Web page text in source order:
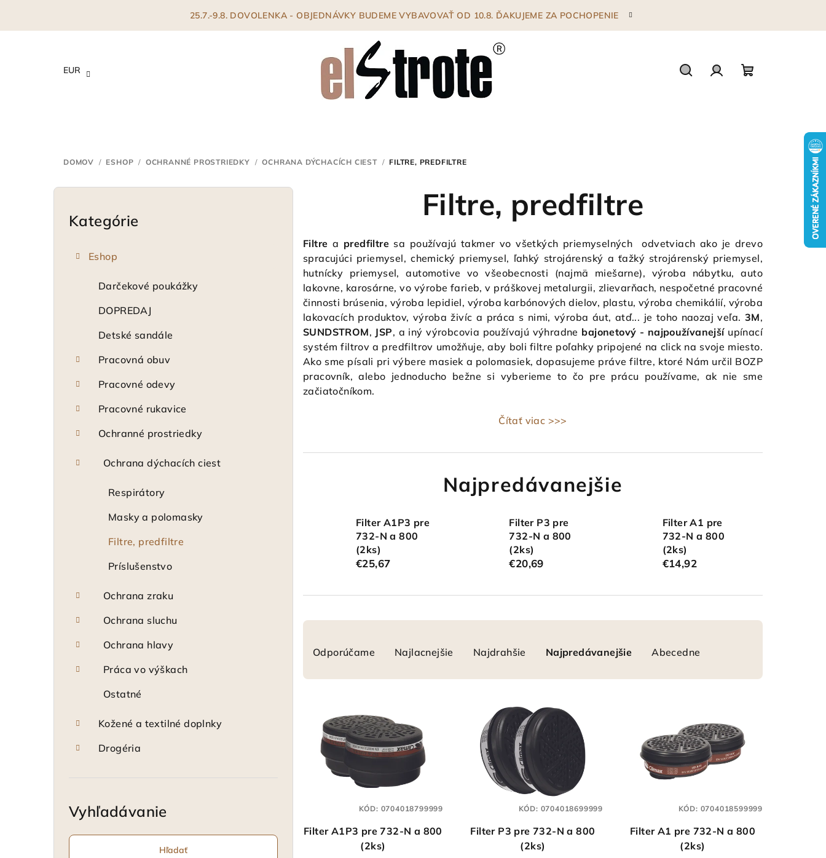
25.7.-9.8. DOVOLENKA - OBJEDNÁVKY BUDEME VYBAVOVAŤ OD 10.8. ĎAKUJEME ZA POCHOPENIE
EUR
DOMOV / ESHOP / OCHRANNÉ PROSTRIEDKY / OCHRANA DÝCHACÍCH CIEST / FILTRE, PREDFILTRE
B
Preskočiť
kategórie
Kategórie
Eshop
Darčekové poukážky
DOPREDAJ
Detské sandále
Pracovná obuv
Pracovné odevy
Pracovné rukavice
Ochranné prostriedky
Ochrana dýchacích ciest
Respirátory
Masky a polomasky
Filtre, predfiltre
Príslušenstvo
Ochrana zraku
Ochrana sluchu
Ochrana hlavy
Práca vo výškach
Ostatné
Kožené a textilné doplnky
Drogéria
Vyhľadávanie
Hľadať
Filtre, predfiltre
Filtre a predfiltresa používajú takmer vo všetkých priemyselných odvetviach ako je drevo
spracujúci priemysel, chemický priemysel, ľahký strojárenský a ťažký strojárenský priemysel,
hutnícky priemysel, automotive vo všeobecnosti (najmä miešarne), výroba nábytku, auto
lakovne, karosárne, vo výrobe farieb, v práškovej metalurgii, zlievarňach, nespočetné pracovné
činnosti brúsenia, výroba lepidiel, výroba karbónových dielov, plastu, výroba chemikálií, výroba
lakovacích produktov, výroba živíc a práca s nimi, výroba áut, atď... je toho naozaj veľa. 3M,
SUNDSTROM, JSP, a iný výrobcovia používajú výhradne bajonetový - najpoužívanejšíupínací
systém filtrov a predfiltrov umožňuje, aby boli filtre poľahky pripojené na click na svoje miesto.
Ako sme písali pri výbere masiek a polomasiek, dopasujeme práve filtre, ktoré Nám určil BOZP
pracovník, alebo jednoducho bežne si vyberieme to čo pre prácu používame, ak nie sme
začiatočníkom.
Čítať viac >>>
Najpredávanejšie
Filter A1P3 pre
732-N a 800
(2ks)
€25,67
Filter P3 pre
732-N a 800
(2ks)
€20,69
Filter A1 pre
732-N a 800
(2ks)
€14,92
a
d
r
Odporúčame Najlacnejšie Najdrahšie Najpredávanejšie Abecedne
r
Filter A1P3 pre 732-N a 800
(2ks)
KÓD: 0704018799999
Filter P3 pre 732-N a 800
(2ks)
KÓD: 0704018699999
Filter A1 pre 732-N a 800
(2ks)
KÓD: 0704018599999